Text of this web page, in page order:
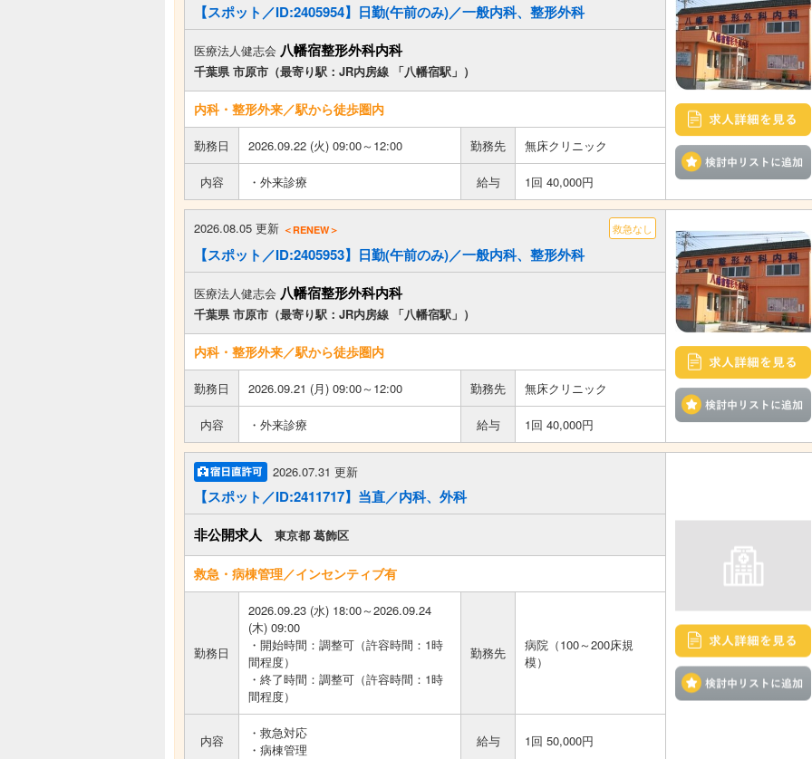
【スポット／ID:2405954】日勤(午前のみ)／一般内科、整形外科
医療法人健志会 八幡宿整形外科内科
千葉県 市原市（最寄り駅：JR内房線 「八幡宿駅」）
内科・整形外来／駅から徒歩圏内
勤務日 2026.09.22 (火) 09:00～12:00 勤務先 無床クリニック
内容 ・外来診療 給与 1回 40,000円
2026.08.05 更新 ＜RENEW＞ 救急なし
【スポット／ID:2405953】日勤(午前のみ)／一般内科、整形外科
医療法人健志会 八幡宿整形外科内科
千葉県 市原市（最寄り駅：JR内房線 「八幡宿駅」）
内科・整形外来／駅から徒歩圏内
勤務日 2026.09.21 (月) 09:00～12:00 勤務先 無床クリニック
内容 ・外来診療 給与 1回 40,000円
2026.07.31 更新
【スポット／ID:2411717】当直／内科、外科
非公開求人 東京都 葛飾区
救急・病棟管理／インセンティブ有
勤務日
2026.09.23 (水) 18:00～2026.09.24
(木) 09:00
・開始時間：調整可（許容時間：1時
間程度）
・終了時間：調整可（許容時間：1時
間程度）
勤務先
病院（100～200床規
模）
内容
・救急対応
・病棟管理
給与 1回 50,000円